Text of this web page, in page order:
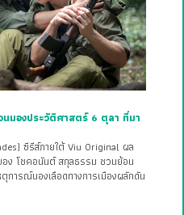
มองประวัติศาสตร์ 6 ตุลา ที่มา
ซีรีส์ภายใต้ Viu Original ผล
อง โชคอนันต์ สกุลธรรม ชวนย้อน
การณ์นองเลือดทางการเมืองผลักดัน